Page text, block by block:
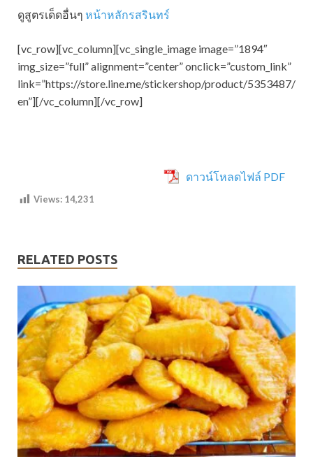
ดูสูตรเด็ดอื่นๆ หน้าหลักรสรินทร์
[vc_row][vc_column][vc_single_image image=”1894″
img_size=”full” alignment=”center” onclick=”custom_link”
link=”https://store.line.me/stickershop/product/5353487/
en”][/vc_column][/vc_row]
ดาวน์โหลดไฟล์ PDF
Views: 14,231
RELATED POSTS